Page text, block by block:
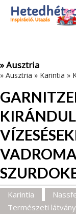
Az oldal sütiket
Adatvédelmi
» Ausztria
» Ausztria » Karintia »
Karintia
Természeti